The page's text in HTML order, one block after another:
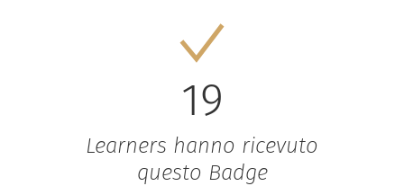
19
Learners hanno ricevuto
questo Badge